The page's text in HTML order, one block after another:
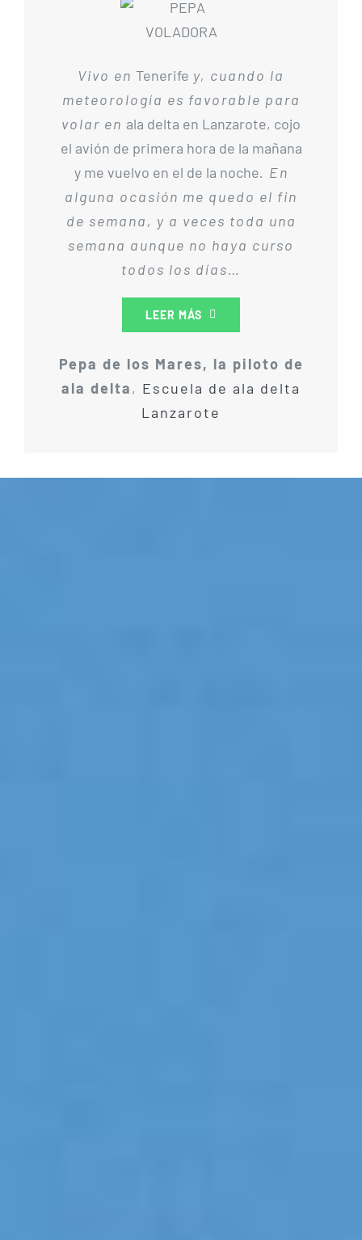
5
VUELO
LIBRE
Vivo en Tenerife y, cuando la
meteorología es favorable para
volar en ala delta en Lanzarote, cojo
el avión de primera hora de la mañana
y me vuelvo en el de la noche. En
alguna ocasión me quedo el fin
de semana, y a veces toda una
semana aunque no haya curso
todos los días…
LEER MÁS
Pepa de los Mares, la piloto de
ala delta, Escuela de ala delta
Lanzarote